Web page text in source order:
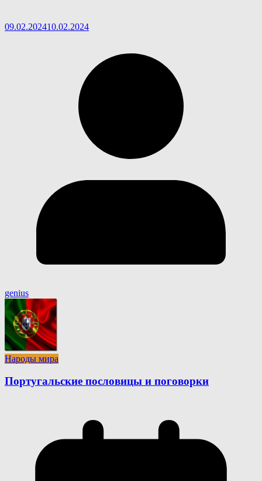
09.02.202410.02.2024
genius
Народы мира
Португальские пословицы и поговорки